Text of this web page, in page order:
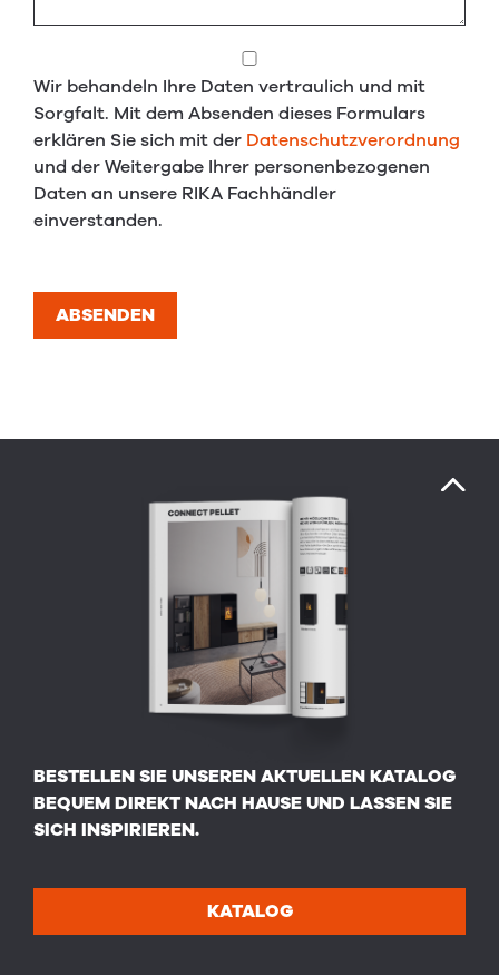
Wir behandeln Ihre Daten vertraulich und mit
Sorgfalt. Mit dem Absenden dieses Formulars
erklären Sie sich mit der Datenschutzverordnung
und der Weitergabe Ihrer personenbezogenen
Daten an unsere RIKA Fachhändler
einverstanden.
ABSENDEN
BESTELLEN SIE UNSEREN AKTUELLEN KATALOG
BEQUEM DIREKT NACH HAUSE UND LASSEN SIE
SICH INSPIRIEREN.
KATALOG